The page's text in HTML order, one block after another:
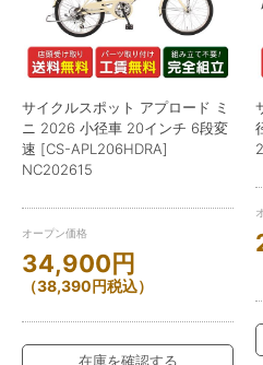
サイクルスポット アプロード ミ
ニ 2026 小径車 20インチ 6段変
速 [CS-APL206HDRA]
NC202615
オープン価格
34,900円
（38,390円税込）
在庫を確認する